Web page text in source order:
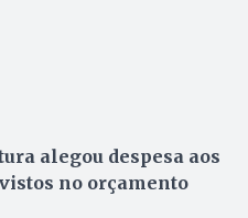
alegou despesa aos
no orçamento